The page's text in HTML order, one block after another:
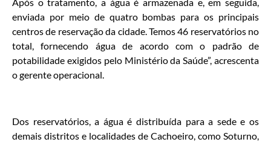
enviada por meio de quatro bombas para os principais
centros de reservação da cidade. Temos 46 reservatórios no
total, fornecendo água de acordo com o padrão de
potabilidade exigidos pelo Ministério da Saúde”, acrescenta
o gerente operacional.
Dos reservatórios, a água é distribuída para a sede e os
demais distritos e localidades de Cachoeiro, como Soturno,